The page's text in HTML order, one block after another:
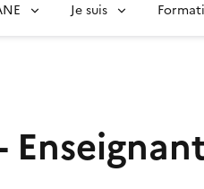
Je suis